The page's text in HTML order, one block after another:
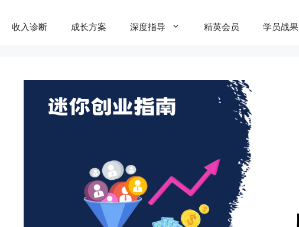
收入诊断 成长方案 深度指导 精英会员 学员战果